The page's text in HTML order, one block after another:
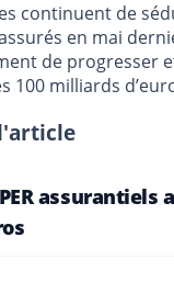
continuent de
en mai
de progresser
100 milliards
assurantiels